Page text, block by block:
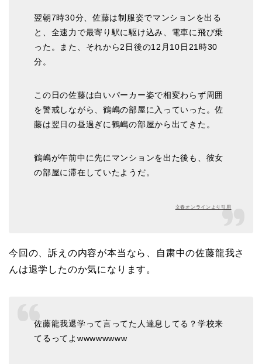
翌朝7時30分、佐藤は制服姿でマンションを出る
と、全速力で最寄り駅に駆け込み、電車に飛び乗
った。また、それから2日後の12月10日21時30
分。
この日の佐藤は白いパーカー姿で相変わらず周囲
を警戒しながら、鶴嶋の部屋に入っていった。佐
藤は翌日の昼過ぎに鶴嶋の部屋から出てきた。
鶴嶋が午前中に先にマンションを出た後も、彼女
の部屋に滞在していたようだ。
文春オンラインより引用
今回の、訴えの内容が本当なら、自粛中の佐藤龍我さ
んは退学したのか気になります。
佐藤龍我退学って言ってた人達息してる？学校来
てるってよwwwwwwww